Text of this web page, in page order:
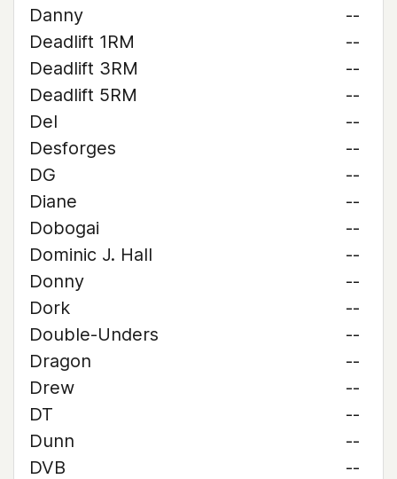
Danny
--
Deadlift 1RM
--
Deadlift 3RM
--
Deadlift 5RM
--
Del
--
Desforges
--
DG
--
Diane
--
Dobogai
--
Dominic J. Hall
--
Donny
--
Dork
--
Double-Unders
--
Dragon
--
Drew
--
DT
--
Dunn
--
DVB
--